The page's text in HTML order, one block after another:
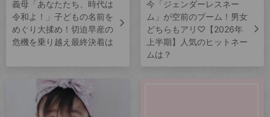
義母「あなたたち、時代は
令和よ！」子どもの名前を
めぐり大揉め！切迫早産の
危機を乗り越え最終決着は
今「ジェンダーレスネー
ム」が空前のブーム！男女
どちらもアリ♡【2026年
上半期】人気のヒットネー
ムは？